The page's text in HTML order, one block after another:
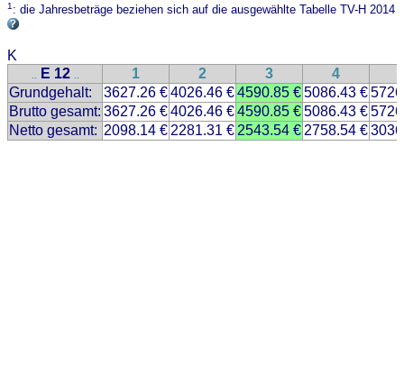
1: die Jahresbeträge beziehen sich auf die ausgewählte Tabelle TV-H 2014
K
.. E 12 .. 1 2 3 4
Grundgehalt:
3627.26 €4026.46 €4590.85 €5086.43 €
Brutto gesamt: 3627.26 €4026.46 €4590.85 €5086.43 €
Netto gesamt: 2098.14 € 2281.31 € 2543.54 € 2758.54 €